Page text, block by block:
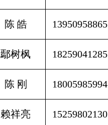
陈 皓 13950958865
鄢树枫 18259041285
陈 刚 18005985994
赖祥亮 15259802130